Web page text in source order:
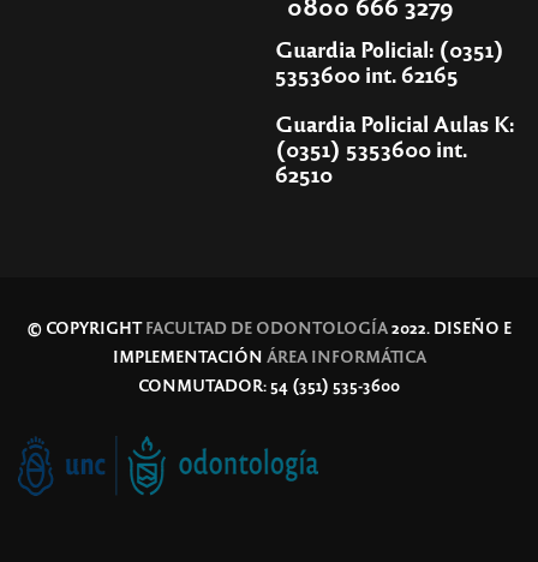
Guardia Policial: (0351)
5353600 int. 62165
Guardia Policial Aulas K:
(0351) 5353600 int.
62510
© COPYRIGHTFACULTAD DE ODONTOLOGÍA2022. DISEÑO E
IMPLEMENTACIÓN ÁREA INFORMÁTICA
CONMUTADOR: 54 (351) 535-3600